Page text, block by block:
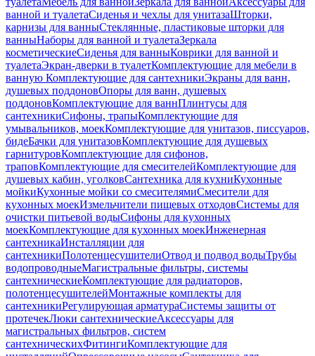
ванной и туалетаСиденья и чехлы для унитазаШторки,
карнизы для ванныСтеклянные, пластиковые шторки для
ванныНаборы для ванной и туалетаЗеркала
косметическиеСиденья для ванныКоврики для ванной и
туалетаЭкран-дверки в туалетКомплектующие для мебели в
ванную Комплектующие для сантехникиЭкраны для ванн,
душевых поддоновОпоры для ванн, душевых
поддоновКомплектующие для ваннПлинтусы для
сантехникиСифоны, трапыКомплектующие для
умывальников, моекКомплектующие для унитазов, писсуаров,
бидеБачки для унитазовКомплектующие для душевых
гарнитуровКомплектующие для сифонов,
траповКомплектующие для смесителейКомплектующие для
душевых кабин, уголковСантехника для кухниКухонные
мойкиКухонные мойки со смесителямиСмесители для
кухонных моекИзмельчители пищевых отходовСистемы для
очистки питьевой водыСифоны для кухонных
моекКомплектующие для кухонных моекИнженерная
сантехникаИнсталляции для
сантехникиПолотенцесушителиОтвод и подвод водыТрубы
водопроводныеМагистральные фильтры, системы
сантехническиеКомплектующие для радиаторов,
полотенцесушителейМонтажные комплекты для
сантехникиРегулирующая арматураСистемы защиты от
протечекЛюки сантехническиеАксессуары для
магистральных фильтров, систем
сантехническихФитингиКомплектующие для